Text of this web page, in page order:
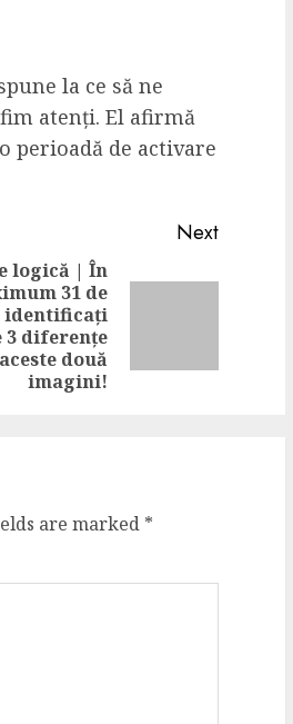
la ce să ne
atenți. El afirmă
perioadă de activare
Next
logică | În
31 de
identificați
3 diferențe
două
imagini!
are marked *